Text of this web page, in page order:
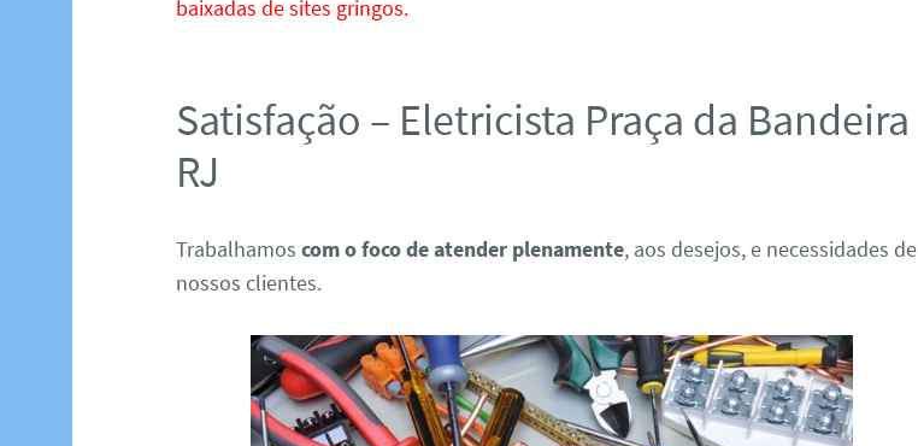
baixadas de sites gringos.
Satisfação – Eletricista Praça da Bandeira
RJ
Trabalhamoscom o foco de atender plenamente, aos desejos, e necessidades de
nossos clientes.